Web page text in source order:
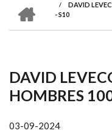
ENLACES
AYUDA
A
LA
NAVEGACIÓN
/
DAVID
- S10
DAVID
HOMBRES
03-09-2024